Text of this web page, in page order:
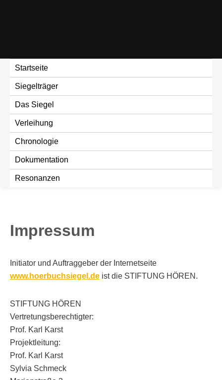
Startseite
Siegelträger
Das Siegel
Verleihung
Chronologie
Dokumentation
Resonanzen
Impressum
Initiator und Auftraggeber der Internetseite
www.hoerbuchsiegel.de ist die STIFTUNG HÖREN.
STIFTUNG HÖREN
Vertretungsberechtigter:
Prof. Karl Karst
Projektleitung:
Prof. Karl Karst
Sylvia Schmeck